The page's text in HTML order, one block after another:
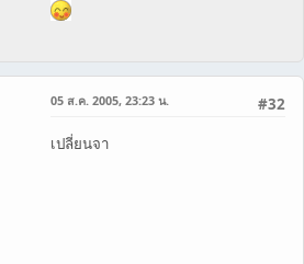
#32
05 ส.ค. 2005, 23:23 น.
เปลี่ยนจา